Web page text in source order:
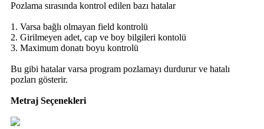
Pozlama sırasında kontrol edilen bazı hatalar
1. Varsa bağlı olmayan field kontrolü
2. Girilmeyen adet, cap ve boy bilgileri kontolü
3. Maximum donatı boyu kontrolü
Bu gibi hatalar varsa program pozlamayı durdurur ve hatalı
pozları gösterir.
Metraj Seçenekleri